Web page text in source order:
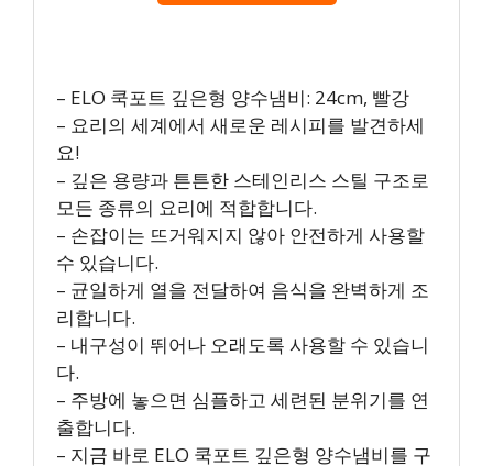
– ELO 쿡포트 깊은형 양수냄비: 24cm, 빨강
– 요리의 세계에서 새로운 레시피를 발견하세
요!
– 깊은 용량과 튼튼한 스테인리스 스틸 구조로
모든 종류의 요리에 적합합니다.
– 손잡이는 뜨거워지지 않아 안전하게 사용할
수 있습니다.
– 균일하게 열을 전달하여 음식을 완벽하게 조
리합니다.
– 내구성이 뛰어나 오래도록 사용할 수 있습니
다.
– 주방에 놓으면 심플하고 세련된 분위기를 연
출합니다.
– 지금 바로 ELO 쿡포트 깊은형 양수냄비를 구